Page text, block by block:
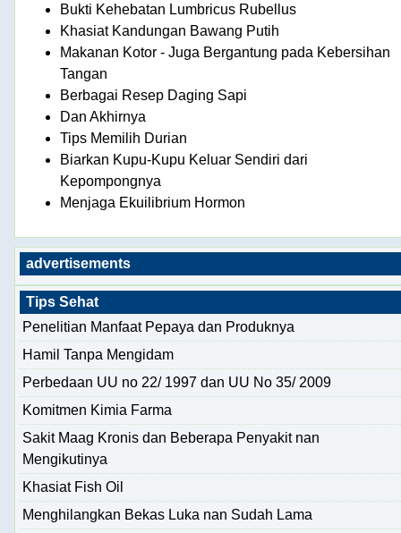
Bukti Kehebatan Lumbricus Rubellus
Khasiat Kandungan Bawang Putih
Makanan Kotor - Juga Bergantung pada Kebersihan
Tangan
Berbagai Resep Daging Sapi
Dan Akhirnya
Tips Memilih Durian
Biarkan Kupu-Kupu Keluar Sendiri dari
Kepompongnya
Menjaga Ekuilibrium Hormon
advertisements
Tips Sehat
Penelitian Manfaat Pepaya dan Produknya
Hamil Tanpa Mengidam
Perbedaan UU no 22/ 1997 dan UU No 35/ 2009
Komitmen Kimia Farma
Sakit Maag Kronis dan Beberapa Penyakit nan
Mengikutinya
Khasiat Fish Oil
Menghilangkan Bekas Luka nan Sudah Lama